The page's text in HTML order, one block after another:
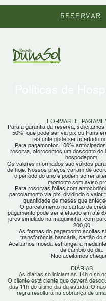
RESERVAR
FORMAS DE
Para a garantia da reserva,
50%, que pode ser via pix ou
restante pode ser acertado
Para pagamentos 100%
reserva, oferecemos um desconto de
hospedagem.
Os valores informados são válidos
de hoje. Nossos preços variam de
o período do ano e podem sofrer
momento sem aviso
Para reservas feitas com
parcelamento via pix, dividindo o valor
quantidade de meses que
O parcelamento no cartão de
pagamento pode ser efetuado em até
juros simulado na maquininha, com
200,00
As formas de pagamento aceitas
transferência bancária, cartão de
Aceitamos moeda estrangeira
de câmbio do dia.
Não aceitamos
DIÁRIAS
As diárias se iniciam às 14h e se
O cliente está ciente que deverá
das 11h do último dia da estadia. O
regra resultará na cobrança de